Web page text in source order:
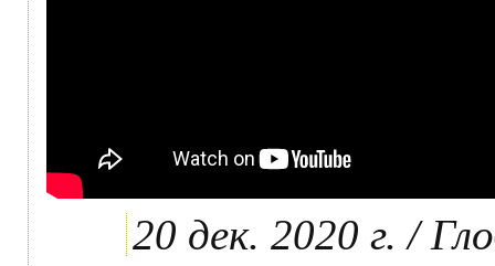
20 дек. 2020 г. /